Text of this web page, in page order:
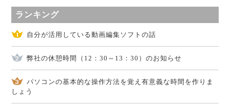
ランキング
自分が活用している動画編集ソフトの話
弊社の休憩時間（12：30～13：30）のお知らせ
パソコンの基本的な操作方法を覚え有意義な時間を作りま
しょう